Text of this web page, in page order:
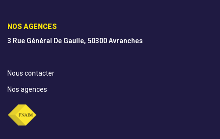
NOS AGENCES
3 Rue Général De Gaulle, 50300 Avranches
Nous contacter
Nos agences